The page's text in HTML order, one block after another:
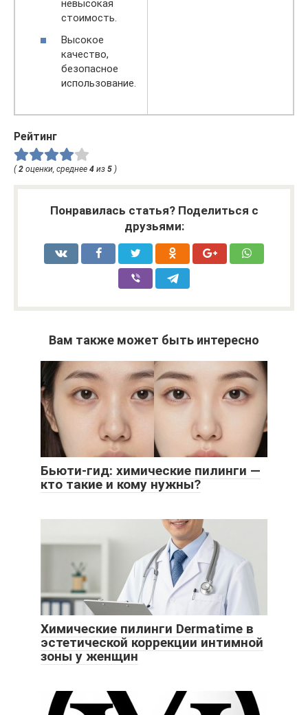
невысокая
стоимость.
Высокое
качество,
безопасное
использование.
Рейтинг
(2 оценки, среднее 4 из 5 )
Понравилась статья? Поделиться с
друзьями:
Вам также может быть интересно
Бьюти-гид: химические пилинги —
кто такие и кому нужны?
Химические пилинги Dermatime в
эстетической коррекции интимной
зоны у женщин